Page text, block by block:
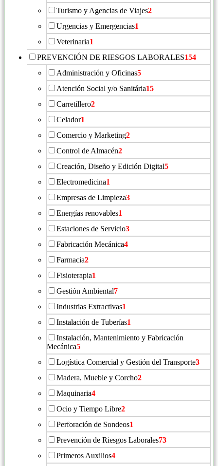
Turismo y Agencias de Viajes2
Urgencias y Emergencias1
Veterinaria1
PREVENCIÓN DE RIESGOS LABORALES154
Administración y Oficinas5
Atención Social y/o Sanitária15
Carretillero2
Celador1
Comercio y Marketing2
Control de Almacén2
Creación, Diseño y Edición Digital5
Electromedicina1
Empresas de Limpieza3
Energías renovables1
Estaciones de Servicio3
Fabricación Mecánica4
Farmacia2
Fisioterapia1
Gestión Ambiental7
Industrias Extractivas1
Instalación de Tuberías1
Instalación, Mantenimiento y Fabricación
Mecánica5
Logística Comercial y Gestión del Transporte3
Madera, Mueble y Corcho2
Maquinaria4
Ocio y Tiempo Libre2
Perforación de Sondeos1
Prevención de Riesgos Laborales73
Primeros Auxilios4